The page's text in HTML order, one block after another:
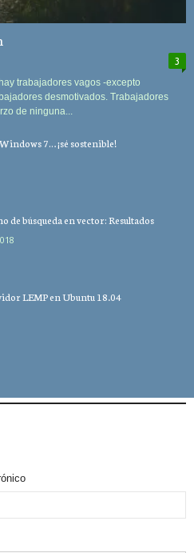
3
trabajadores vagos -excepto
desmotivados. Trabajadores
de ninguna...
7… ¡sé sostenible!
de búsqueda en vector: Resultados
LEMP en Ubuntu 18.04